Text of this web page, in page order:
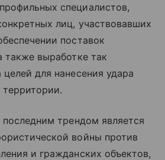
специалистов,
лиц, участвовавших
поставок
также выработке так
для нанесения удара
территории.
трендом является
войны против
и гражданских объектов,